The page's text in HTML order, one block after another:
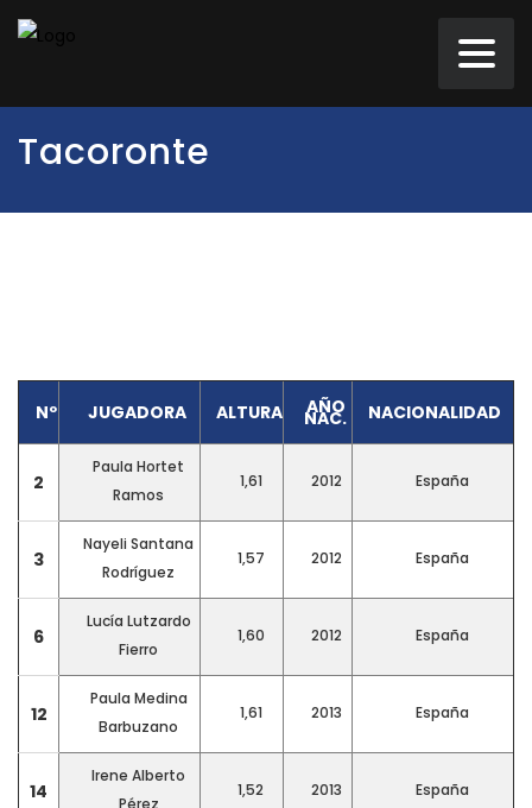
Tacoronte
Nº JUGADORA ALTURA AÑO
NAC. NACIONALIDAD
2
Paula Hortet
Ramos
1,61 2012 España
3
Nayeli Santana
Rodríguez
1,57 2012 España
6
Lucía Lutzardo
Fierro
1,60 2012 España
12
Paula Medina
Barbuzano
1,61 2013 España
14
Irene Alberto
Pérez
1,52 2013 España